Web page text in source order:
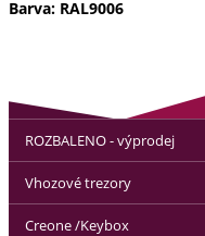
Barva: RAL9006
ROZBALENO - výprodej
Vhozové trezory
Creone /Keybox